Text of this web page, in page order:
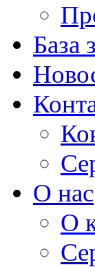
База
О нас
О